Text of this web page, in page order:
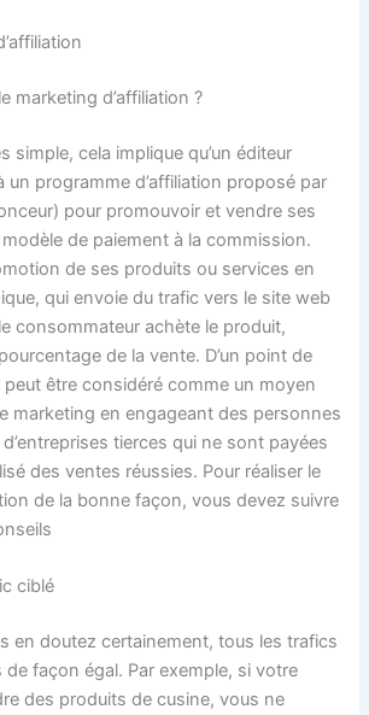
marketing d’affiliation ?
simple, cela implique qu’un éditeur
un programme d’affiliation proposé par
pour promouvoir et vendre ses
de paiement à la commission.
de ses produits ou services en
qui envoie du trafic vers le site web
consommateur achète le produit,
de la vente. D’un point de
peut être considéré comme un moyen
marketing en engageant des personnes
d’entreprises tierces qui ne sont payées
des ventes réussies. Pour réaliser le
de la bonne façon, vous devez suivre
ciblé
en doutez certainement, tous les trafics
façon égal. Par exemple, si votre
des produits de cusine, vous ne